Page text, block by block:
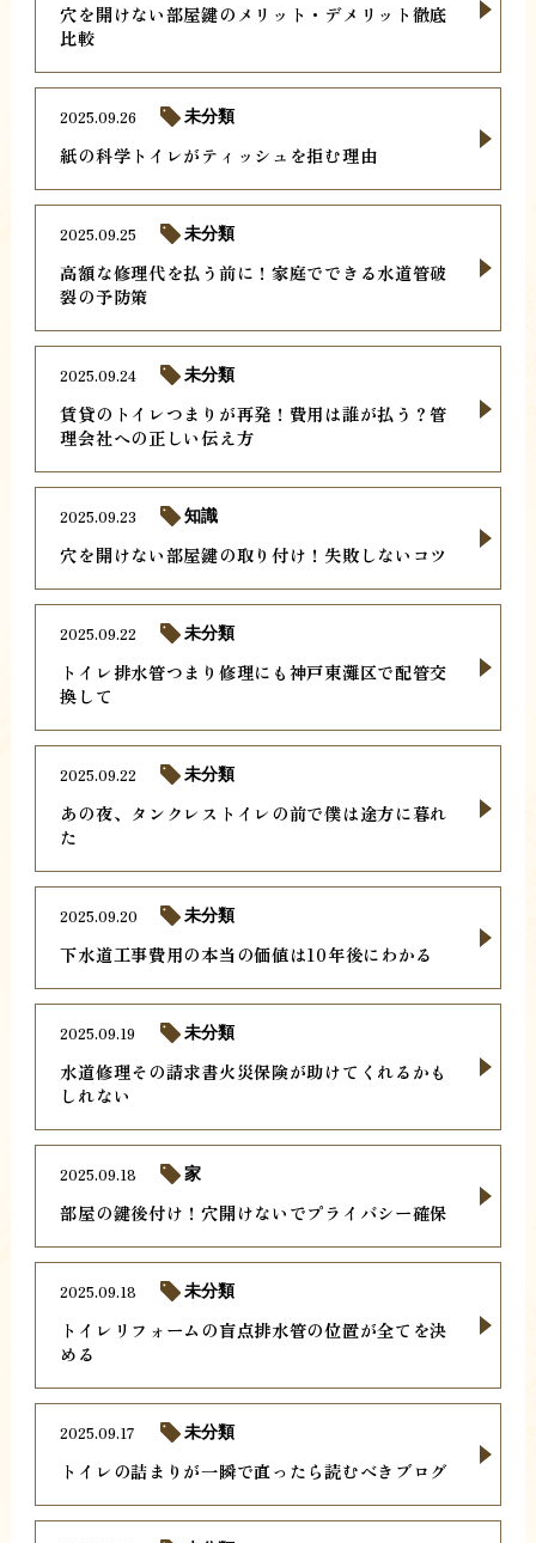
穴を開けない部屋鍵のメリット・デメリット徹底
比較
紙の科学トイレがティッシュを拒む理由
2025.09.26 未分類
高額な修理代を払う前に！家庭でできる水道管破
裂の予防策
2025.09.25 未分類
賃貸のトイレつまりが再発！費用は誰が払う？管
理会社への正しい伝え方
2025.09.24 未分類
穴を開けない部屋鍵の取り付け！失敗しないコツ
2025.09.23 知識
トイレ排水管つまり修理にも神戸東灘区で配管交
換して
2025.09.22 未分類
あの夜、タンクレストイレの前で僕は途方に暮れ
た
2025.09.22 未分類
下水道工事費用の本当の価値は10年後にわかる
2025.09.20 未分類
水道修理その請求書火災保険が助けてくれるかも
しれない
2025.09.19 未分類
部屋の鍵後付け！穴開けないでプライバシー確保
2025.09.18 家
トイレリフォームの盲点排水管の位置が全てを決
める
2025.09.18 未分類
トイレの詰まりが一瞬で直ったら読むべきブログ
2025.09.17 未分類